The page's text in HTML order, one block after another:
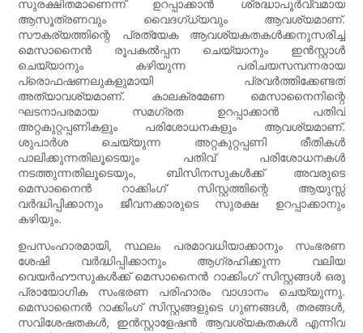
സുരക്ഷിതമാണെന്ന് ഉറപ്പാക്കാൻ ശ്രദ്ധാപൂർവ്വമായ
ആസൂത്രണവും വൈദഗ്ധ്യവും ആവശ്യമാണ്.
സൗകര്യത്തിന്റെ പ്രത്യേക ആവശ്യകതകൾക്കനുസരിച്ച്
മെസാനൈൻ രൂപകൽപ്പന ചെയ്യാനും ഇൻസ്റ്റാൾ
ചെയ്യാനും കഴിയുന്ന പരിചയസമ്പന്നരായ
പ്രൊഫഷണലുകളുമായി പ്രവർത്തിക്കേണ്ടത്
അത്യാവശ്യമാണ്. കാലക്രമേണ മെസാനൈനിന്റെ
ഘടനാപരമായ സമഗ്രത ഉറപ്പാക്കാൻ പതിവ്
അറ്റകുറ്റപ്പണികളും പരിശോധനകളും ആവശ്യമാണ്.
ശുപാർശ ചെയ്യുന്ന അറ്റകുറ്റപ്പണി രീതികൾ
പാലിക്കുന്നതിലൂടെയും പതിവ് പരിശോധനകൾ
നടത്തുന്നതിലൂടെയും, ബിസിനസുകൾക്ക് അവരുടെ
മെസാനൈൻ റാക്കിംഗ് സിസ്റ്റത്തിന്റെ ആയുസ്സ്
വർദ്ധിപ്പിക്കാനും ജീവനക്കാരുടെ സുരക്ഷ ഉറപ്പാക്കാനും
കഴിയും.
ഉപസംഹാരമായി, സ്ഥലം പരമാവധിയാക്കാനും സംഭരണ
ശേഷി വർദ്ധിപ്പിക്കാനും ആഗ്രഹിക്കുന്ന വലിയ
വെയർഹൗസുകൾക്ക് മെസാനൈൻ റാക്കിംഗ് സിസ്റ്റങ്ങൾ ഒരു
പ്രായോഗിക സംഭരണ പരിഹാരം വാഗ്ദാനം ചെയ്യുന്നു.
മെസാനൈൻ റാക്കിംഗ് സിസ്റ്റങ്ങളുടെ ഗുണങ്ങൾ, തരങ്ങൾ,
സവിശേഷതകൾ, ഇൻസ്റ്റാളേഷൻ ആവശ്യകതകൾ എന്നിവ